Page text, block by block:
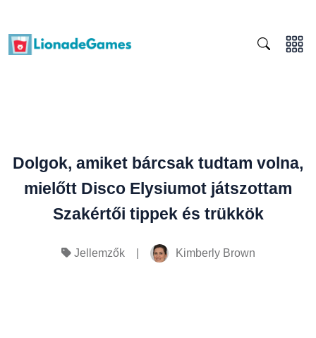
Dolgok, amiket bárcsak tudtam volna,
mielőtt Disco Elysiumot játszottam
Szakértői tippek és trükkök
Jellemzők Kimberly Brown